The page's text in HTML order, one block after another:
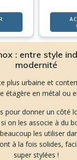
: entre style
modernité
plus urbaine et
étagère en métal ou
pour donner un côté
on les associe à du
beaucoup les utiliser
à la fois solides,
super stylées !